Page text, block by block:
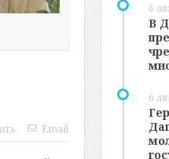
Email
6
В
6